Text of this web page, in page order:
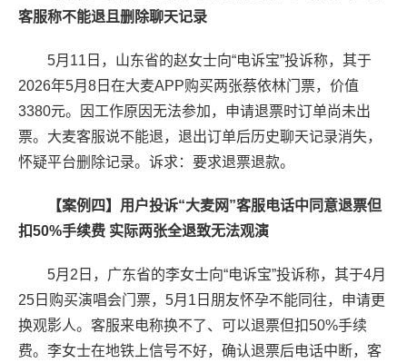
客服称不能退且删除聊天记录
5月11日，山东省的赵女士向“电诉宝”投诉称，其于
2026年5月8日在大麦APP购买两张蔡依林门票，价值
3380元。因工作原因无法参加，申请退票时订单尚未出
票。大麦客服说不能退，退出订单后历史聊天记录消失，
怀疑平台删除记录。诉求：要求退票退款。
【案例四】用户投诉“大麦网”客服电话中同意退票但
扣50%手续费 实际两张全退致无法观演
5月2日，广东省的李女士向“电诉宝”投诉称，其于4月
25日购买演唱会门票，5月1日朋友怀孕不能同往，申请更
换观影人。客服来电称换不了、可以退票但扣50%手续
费。李女士在地铁上信号不好，确认退票后电话中断，客